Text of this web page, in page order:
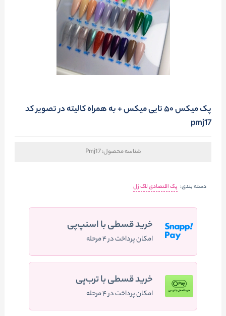
پک میکس ۵۰ تایی میکس + به همراه کالیته در تصویر کد
pmj17
شناسه محصول:Pmj17
دسته بندی: پک اقتصادی لاک ژل
خرید قسطی با اسنپ‌پی
امکان پرداخت در ۴ مرحله
خرید قسطی با ترب‌پی
امکان پرداخت در ۴ مرحله